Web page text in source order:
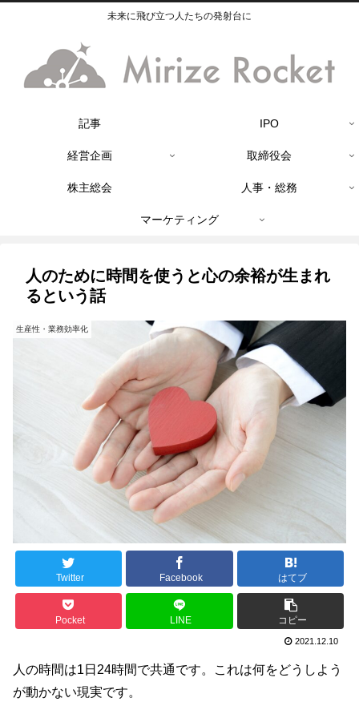
未来に飛び立つ人たちの発射台に
記事 IPO
経営企画 取締役会
株主総会 人事・総務
マーケティング
人のために時間を使うと心の余裕が生まれ
るという話
生産性・業務効率化
Twitter Facebook はてブ
Pocket LINE コピー
2021.12.10
人の時間は1日24時間で共通です。これは何をどうしよう
が動かない現実です。